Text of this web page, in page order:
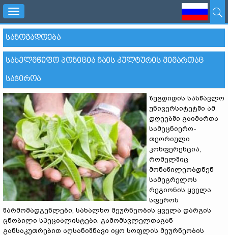
Toggle
navigation
ᲡᲐᲖᲝᲒᲐᲓᲝᲔᲑᲐ
ᲡᲐᲮᲔᲚᲛᲬᲘᲤᲝ ᲞᲝᲖᲘᲪᲘᲐ ᲩᲐᲘᲡ ᲙᲣᲚᲢᲣᲠᲘᲡ ᲛᲘᲛᲐᲠᲗᲐᲪ
ᲡᲐᲭᲘᲠᲝᲐ
ზუგდიდის სასწავლო
უნივერსიტეტში ამ
დღეებში გაიმართა
სამეცნიერო-
თეორიული
კონფერენცია,
რომელშიც
მონაწილეობდნენ
სამეგრელოს
რეგიონის ყველა
სფეროს
წარმომადგენლები, სახალხო მეურნეობის ყველა დარგის
ცნობილი სპეციალისტები. გამომსვლელთაგან
განსაკუთრებით აღსანიშნავი იყო სოფლის მეურნეობის